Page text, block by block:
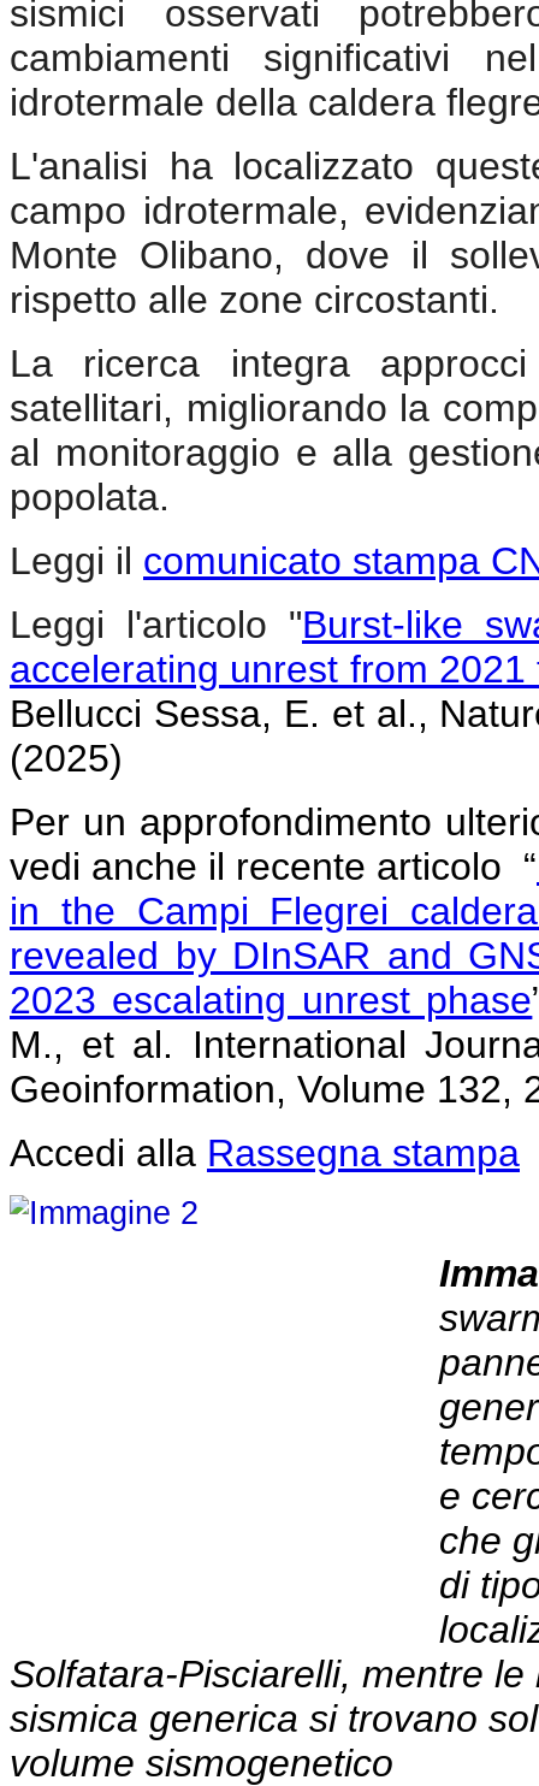
sismici osservati
cambiamenti significativi
idrotermale della caldera
L'analisi ha localizzato
campo idrotermale,
Monte Olibano, dove il
rispetto alle zone circostanti.
La ricerca integra
satellitari, migliorando la
al monitoraggio e alla
popolata.
Leggi il comunicato stampa
Leggi l'articolo "Burst-like
accelerating unrest from 2021
Bellucci Sessa, E. et al.,
(2025)
Per un approfondimento
vedi anche il recente articolo “
in the Campi Flegrei
revealed by DInSAR and
2023 escalating unrest phase
M., et al. International
Geoinformation, Volume 132,
Accedi alla Rassegna stampa
e
che
di
Solfatara-Pisciarelli, mentre
sismica generica si trovano
volume sismogenetico